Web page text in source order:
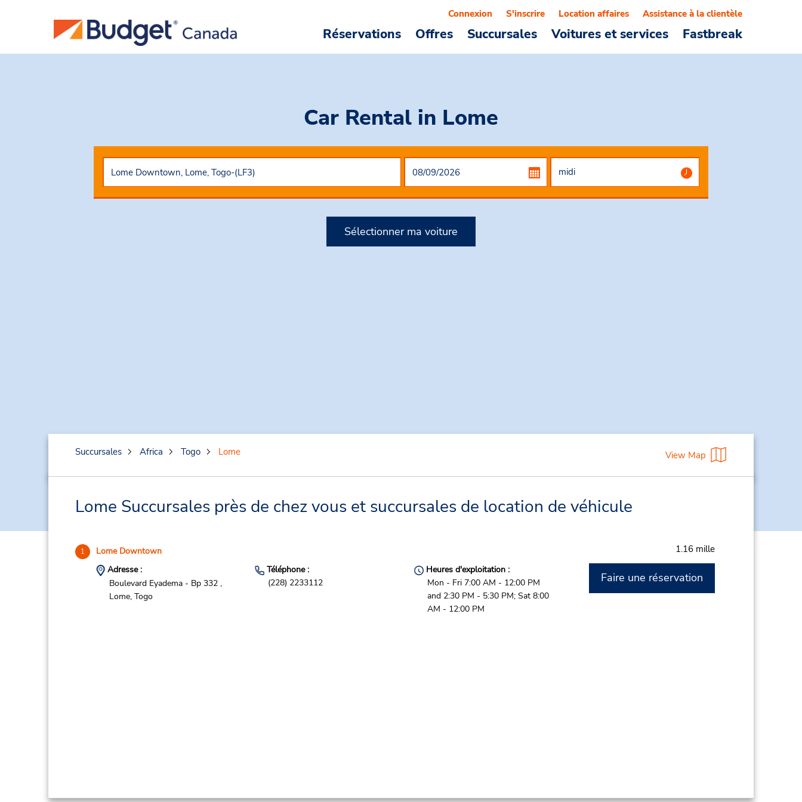
Réservations Offres Succursales Voitures et services Fastbreak
Connexion S'inscrire Location affaires Assistance à la clientèle
Car Rental in Lome
Sélectionner ma voiture
Succursales Africa Togo Lome View Map
Lome Succursales près de chez vous et succursales de location de véhicule
1 Lome Downtown 1.16 mille
Adresse :
Boulevard Eyadema - Bp 332 ,
Lome, Togo
Téléphone :
(228) 2233112
Heures d'exploitation :
Mon - Fri 7:00 AM - 12:00 PM
and 2:30 PM - 5:30 PM; Sat 8:00
AM - 12:00 PM
Faire une réservation